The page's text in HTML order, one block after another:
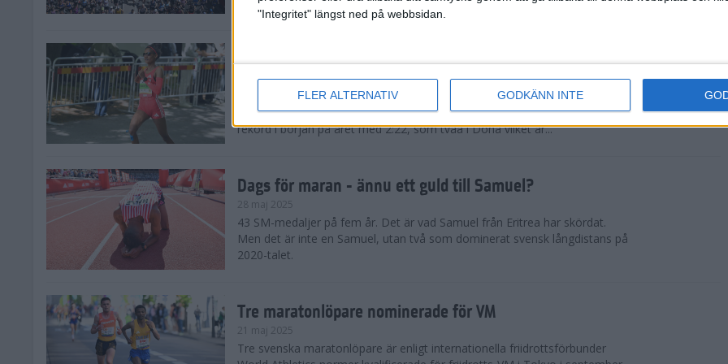
"Integritet" längst ned på webbsidan.
FLER ALTERNATIV GODKÄNN INTE
damklassen.
Dags för maran - Etiopien åter favorit
28 maj 2025
De tre största favoriterna kommer från nationen som fortsätter lansera
den ena löparstjärnan efter den andra. Muluhabt Tsega slog personligt
rekord i början på året med 2:22, som tvåa i Doha vilket är...
Dags för maran - ännu ett guld till Samuel?
28 maj 2025
43 SM-medaljer på fem år. Det är vad Samuel från Eritrea har skördat.
Men det är inte en Samuel, utan två som dominerat svensk långdistans på
2020-talet.
Tre maratonlöpare nominerade för VM
21 maj 2025
Tre svenska maratonlöpare är enligt internationella friidrottsförbunder